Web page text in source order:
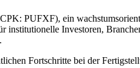
PUFXF), ein
institutionelle Investoren,
Fortschritte bei der